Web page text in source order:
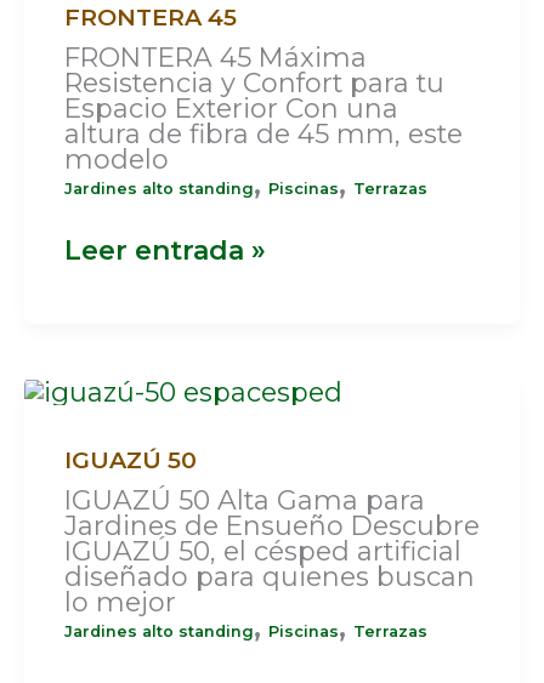
FRONTERA 45
FRONTERA 45 Máxima
Resistencia y Confort para tu
Espacio Exterior Con una
altura de fibra de 45 mm, este
modelo
Jardines alto standing, Piscinas, Terrazas
Leer entrada »
IGUAZÚ 50
IGUAZÚ 50 Alta Gama para
Jardines de Ensueño Descubre
IGUAZÚ 50, el césped artificial
diseñado para quienes buscan
lo mejor
Jardines alto standing, Piscinas, Terrazas
IGUAZÚ
50